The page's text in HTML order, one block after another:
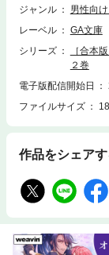
の現世を斬りひらく
ありますので、あら
ジャンル
男性向
レーベル
GA文庫
シリーズ
［合本
２巻
電子版配信開始日
ファイルサイズ
作品をシェアす